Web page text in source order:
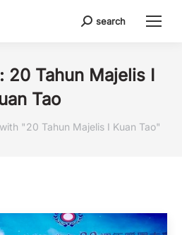
Search:
search
20 Tahun Majelis I
Tao
"20 Tahun Majelis I Kuan Tao"